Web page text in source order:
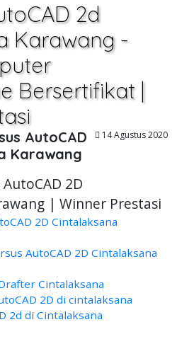
2d
Karawang -
Bersertifikat |
14 Agustus 2020
AutoCAD
Karawang
2D
| Winner Prestasi
2D Cintalaksana
AutoCAD 2D Cintalaksana
Cintalaksana
2D di cintalaksana
2d di Cintalaksana